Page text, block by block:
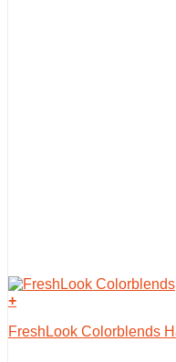
+
FreshLook Colorblends